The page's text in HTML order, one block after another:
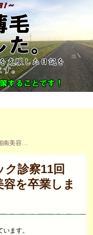
湘南美容クリニック診察11回目。今回で湘南美容を卒業します
診察11回
容を卒業しま
ます。